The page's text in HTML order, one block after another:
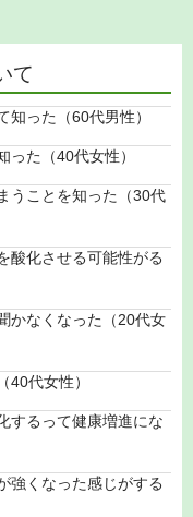
て
った（60代男性）
った（40代女性）
うことを知った（30代
酸化させる可能性がる
かなくなった（20代女
40代女性）
するって健康増進にな
強くなった感じがする